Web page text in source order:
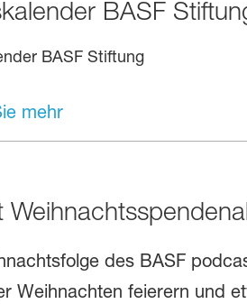
BASF
BASF Stiftung
mehr
des BASF
Weihnachten feierern und